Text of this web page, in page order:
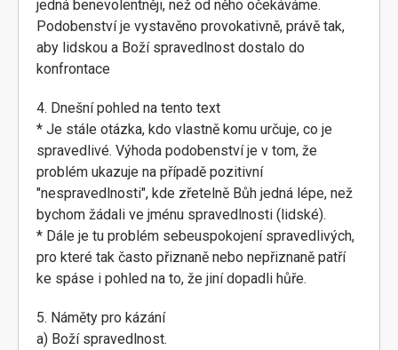
jedná benevolentněji, než od něho očekáváme.
Podobenství je vystavěno provokativně, právě tak,
aby lidskou a Boží spravedlnost dostalo do
konfrontace
4. Dnešní pohled na tento text
* Je stále otázka, kdo vlastně komu určuje, co je
spravedlivé. Výhoda podobenství je v tom, že
problém ukazuje na případě pozitivní
"nespravedlnosti", kde zřetelně Bůh jedná lépe, než
bychom žádali ve jménu spravedlnosti (lidské).
* Dále je tu problém sebeuspokojení spravedlivých,
pro které tak často přiznaně nebo nepřiznaně patří
ke spáse i pohled na to, že jiní dopadli hůře.
5. Náměty pro kázání
a) Boží spravedlnost.